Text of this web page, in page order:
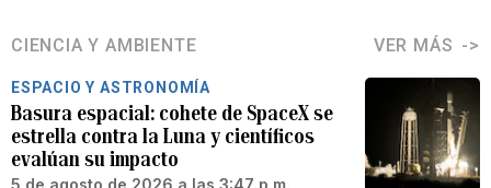
CIENCIA Y AMBIENTE VER MÁS
ESPACIO Y ASTRONOMÍA
Basura espacial: cohete de SpaceX se
estrella contra la Luna y científicos
evalúan su impacto